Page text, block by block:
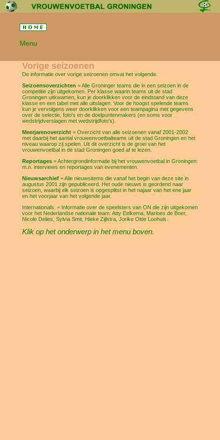
Menu
Vorige seizoenen
De informatie over vorige seizoenen omvat het volgende.
Seizoensoverzichten = Alle Groninger teams die in een seizoen in de
competitie zijn uitgekomen. Per klasse waarin teams uit de stad
Groningen uitkwamen, kun je doorklikken voor de eindstand van deze
klasse en een tabel met alle uitslagen. Voor de hoogst spelende teams
kun je vervolgens weer doorklikken voor een teampagina met gegevens
over de selectie, foto's en de doelpuntenmakers (en soms voor
wedstrijdverslagen met wedstrijdfoto's).
Meerjarenoverzicht= Overzicht van alle seizoenen vanaf 2001-2002
met daarbij het aantal vrouwenvoetbalteams uit de stad Groningen en het
niveau waarop zij spelen. Uit dit overzicht is de groei van het
vrouwenvoetbal in de stad Groningen goed af te lezen.
Reportages= Achtergrondinformatie bij het vrouwenvoetbal in Groningen:
m.n. interviews en reportages van evenementen.
Nieuwsarchief= Alle nieuwsitems die vanaf het begin van deze site in
augustus 2001 zijn gepubliceerd. Het oude nieuws is geordend naar
seizoen, waarbij elk seizoen is opgesplitst in het najaar van het ene jaar
en het voorjaar van het volgende jaar.
Internationals. = Informatie over de speelsters van ON die zijn uitgekomen
voor het Nederlandse nationale team: Atty Eelkema, Marloes de Boer,
Nicole Delies, Sylvia Smit, Hieke Zijlstra, Jorike Olde Loohuis.
Klik op het onderwerp in het menu boven.